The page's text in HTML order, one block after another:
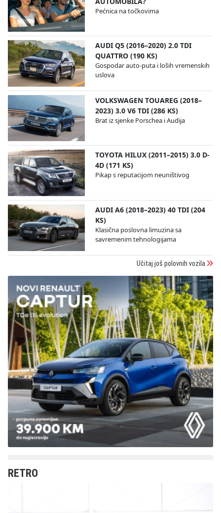
Pećnica na točkovima
AUDI Q5 (2016–2020) 2.0 TDI
QUATTRO (190 KS)
Gospodar auto-puta i loših vremenskih
uslova
VOLKSWAGEN TOUAREG (2018–
2023) 3.0 V6 TDI (286 KS)
Brat iz sjenke Porschea i Audija
TOYOTA HILUX (2011–2015) 3.0 D-
4D (171 KS)
Pikap s reputacijom neuništivog
AUDI A6 (2018–2023) 40 TDI (204
KS)
Klasična poslovna limuzina sa
savremenim tehnologijama
Učitaj još polovnih vozila
RETRO